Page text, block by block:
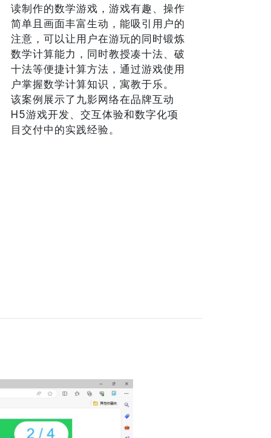
读制作的数学游戏，游戏有趣、操作
简单且画面丰富生动，能吸引用户的
注意，可以让用户在游玩的同时锻炼
数学计算能力，同时教授凑十法、破
十法等便捷计算方法，通过游戏使用
户掌握数学计算知识，寓教于乐。
该案例展示了九影网络在品牌互动
H5游戏开发、交互体验和数字化项
目交付中的实践经验。